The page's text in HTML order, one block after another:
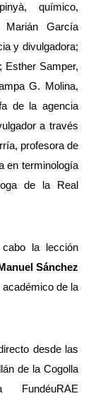
químico,
Marián García
y divulgadora;
Esther Samper,
G. Molina,
de la agencia
a través
profesora de
en terminología
de la Real
la lección
Sánchez
de la
desde las
de la Cogolla